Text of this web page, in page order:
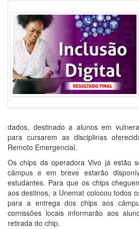
dados, destinado a alunos em
para cursarem as disciplinas
Remoto Emergencial.
Os chips da operadora Vivo já estão
câmpus e em breve estarão
estudantes. Para que os chips
aos destinos, a Unemat colocou todos
para a entrega dos chips aos
comissões locais informarão aos
retirada do chip.